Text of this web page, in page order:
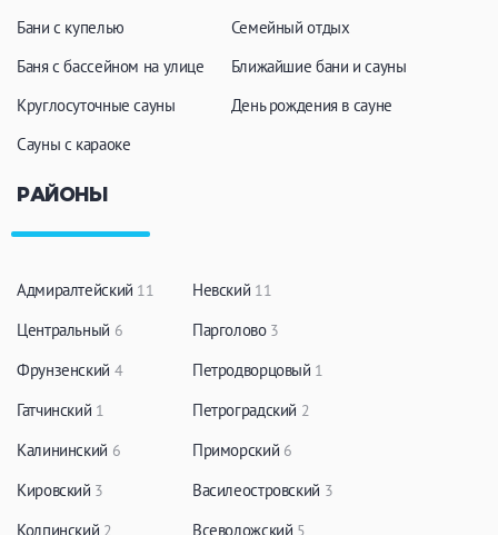
Бани с купелью
Баня с бассейном на улице
Круглосуточные сауны
Сауны с караоке
Семейный отдых
Ближайшие бани и сауны
День рождения в сауне
РАЙОНЫ
Адмиралтейский 11
Центральный 6
Фрунзенский 4
Гатчинский 1
Калининский 6
Кировский 3
Колпинский 2
Невский 11
Парголово 3
Петродворцовый 1
Петроградский 2
Приморский 6
Василеостровский 3
Всеволожский 5